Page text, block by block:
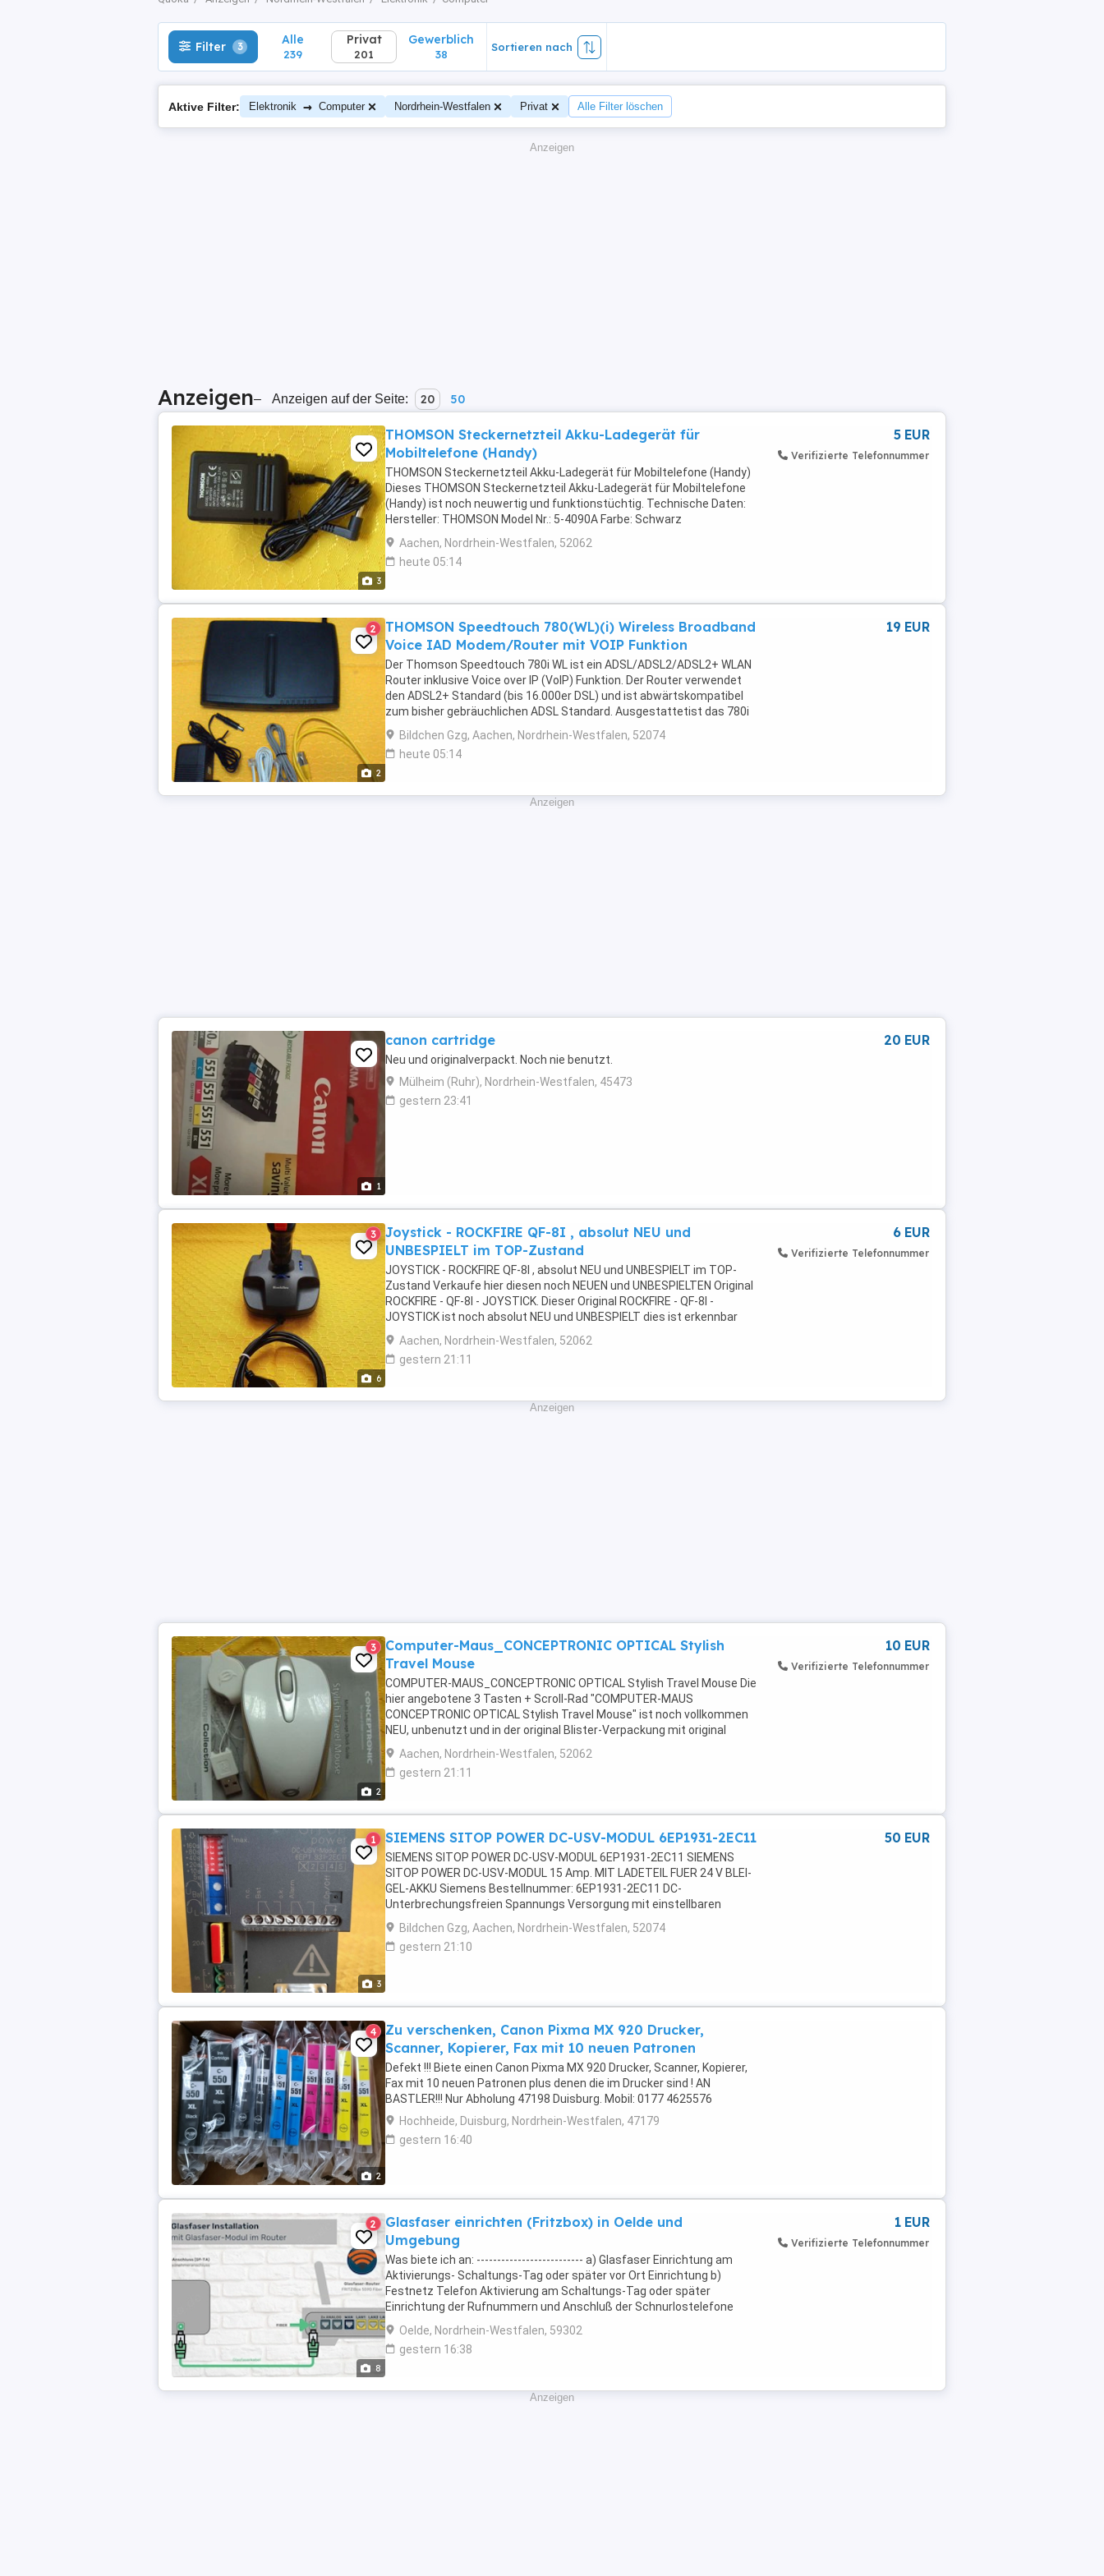
Filter 3 Alle
239
Privat
201
Gewerblich
38
Sortieren nach
Aktive Filter: Elektronik → Computer Nordrhein-Westfalen Privat Alle Filter löschen
Anzeigen
Anzeigen– Anzeigen auf der Seite: 20 50
3
THOMSON Steckernetzteil Akku-Ladegerät für
Mobiltelefone (Handy)
THOMSON Steckernetzteil Akku-Ladegerät für Mobiltelefone (Handy)
Dieses THOMSON Steckernetzteil Akku-Ladegerät für Mobiltelefone
(Handy) ist noch neuwertig und funktionstüchtig. Technische Daten:
Hersteller: THOMSON Model Nr.: 5-4090A Farbe: Schwarz
Eingangsspannung: 230V 50Hz Ausgangsspannung: ...
Aachen, Nordrhein-Westfalen, 52062
heute 05:14
5 EUR
Verifizierte Telefonnummer
2
2
THOMSON Speedtouch 780(WL)(i) Wireless Broadband
Voice IAD Modem/Router mit VOIP Funktion
Der Thomson Speedtouch 780i WL ist ein ADSL/ADSL2/ADSL2+ WLAN
Router inklusive Voice over IP (VoIP) Funktion. Der Router verwendet
den ADSL2+ Standard (bis 16.000er DSL) und ist abwärtskompatibel
zum bisher gebräuchlichen ADSL Standard. Ausgestattetist das 780i
WL mit vier Ethernet Anschlüssen und zwei ...
Bildchen Gzg, Aachen, Nordrhein-Westfalen, 52074
heute 05:14
19 EUR
Anzeigen
1
canon cartridge
Neu und originalverpackt. Noch nie benutzt.
Mülheim (Ruhr), Nordrhein-Westfalen, 45473
gestern 23:41
20 EUR
6
3
Joystick - ROCKFIRE QF-8I , absolut NEU und
UNBESPIELT im TOP-Zustand
JOYSTICK - ROCKFIRE QF-8I , absolut NEU und UNBESPIELT im TOP-
Zustand Verkaufe hier diesen noch NEUEN und UNBESPIELTEN Original
ROCKFIRE - QF-8I - JOYSTICK. Dieser Original ROCKFIRE - QF-8I -
JOYSTICK ist noch absolut NEU und UNBESPIELT dies ist erkennbar
daran das er keinerlei Gebrauchs- oder Benutzungs- ...
Aachen, Nordrhein-Westfalen, 52062
gestern 21:11
6 EUR
Verifizierte Telefonnummer
Anzeigen
2
3
Computer-Maus_CONCEPTRONIC OPTICAL Stylish
Travel Mouse
COMPUTER-MAUS_CONCEPTRONIC OPTICAL Stylish Travel Mouse Die
hier angebotene 3 Tasten + Scroll-Rad "COMPUTER-MAUS
CONCEPTRONIC OPTICAL Stylish Travel Mouse" ist noch vollkommen
NEU, unbenutzt und in der original Blister-Verpackung mit original
Funktionsbeschreibung. Beschreibung: CONCEPTRONIC LOUNGE ...
Aachen, Nordrhein-Westfalen, 52062
gestern 21:11
10 EUR
Verifizierte Telefonnummer
3
1 SIEMENS SITOP POWER DC-USV-MODUL 6EP1931-2EC11
SIEMENS SITOP POWER DC-USV-MODUL 6EP1931-2EC11 SIEMENS
SITOP POWER DC-USV-MODUL 15 Amp. MIT LADETEIL FUER 24 V BLEI-
GEL-AKKU Siemens Bestellnummer: 6EP1931-2EC11 DC-
Unterbrechungsfreien Spannungs Versorgung mit einstellbaren
Spannungsüberwachung Wert und Zeitfenster mit RS232-
Schnittstelle mit 20 A ...
Bildchen Gzg, Aachen, Nordrhein-Westfalen, 52074
gestern 21:10
50 EUR
2
4
Zu verschenken, Canon Pixma MX 920 Drucker,
Scanner, Kopierer, Fax mit 10 neuen Patronen
Defekt !!! Biete einen Canon Pixma MX 920 Drucker, Scanner, Kopierer,
Fax mit 10 neuen Patronen plus denen die im Drucker sind ! AN
BASTLER!!! Nur Abholung 47198 Duisburg. Mobil: 0177 4625576
Hochheide, Duisburg, Nordrhein-Westfalen, 47179
gestern 16:40
8
2
Glasfaser einrichten (Fritzbox) in Oelde und
Umgebung
Was biete ich an: -------------------------- a) Glasfaser Einrichtung am
Aktivierungs- Schaltungs-Tag oder später vor Ort Einrichtung b)
Festnetz Telefon Aktivierung am Schaltungs-Tag oder später
Einrichtung der Rufnummern und Anschluß der Schnurlostelefone
(Dect) vor Ort Einrichtung oder ...
Oelde, Nordrhein-Westfalen, 59302
gestern 16:38
1 EUR
Verifizierte Telefonnummer
Anzeigen